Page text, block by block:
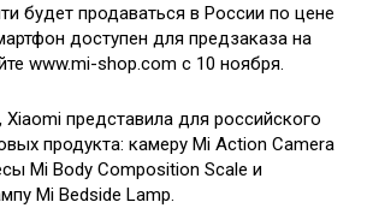
будет продаваться в России по цене
доступен для предзаказа на
www.mi-shop.com с 10 ноября.
представила для российского
продукта: камеру Mi Action Camera
Mi Body Composition Scale и
Mi Bedside Lamp.